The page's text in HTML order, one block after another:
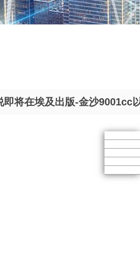
即将在埃及出版-金沙9001cc